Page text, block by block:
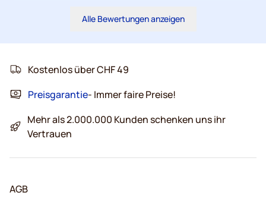
Alle Bewertungen anzeigen
Kostenlos über CHF 49
Preisgarantie- Immer faire Preise!
Mehr als 2.000.000 Kunden schenken uns ihr
Vertrauen
AGB